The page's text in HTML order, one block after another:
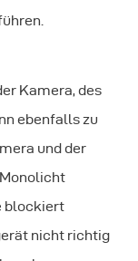
Kamera, des
ebenfalls zu
und der
blockiert
nicht richtig